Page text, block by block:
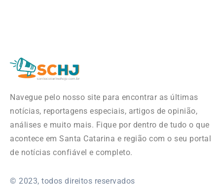
Navegue pelo nosso site para encontrar as últimas
notícias, reportagens especiais, artigos de opinião,
análises e muito mais. Fique por dentro de tudo o que
acontece em Santa Catarina e região com o seu portal
de notícias confiável e completo.
© 2023, todos direitos reservados